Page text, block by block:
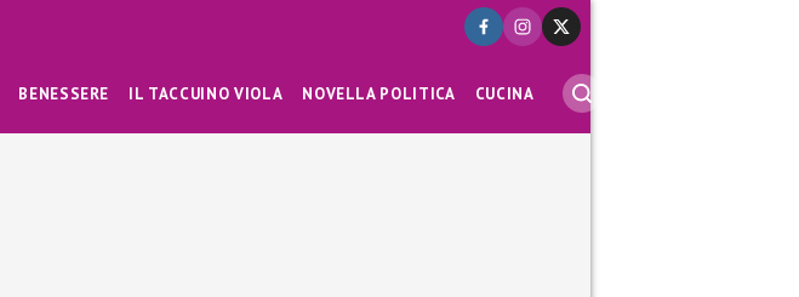
BENESSERE IL TACCUINO VIOLA NOVELLA POLITICA CUCINA